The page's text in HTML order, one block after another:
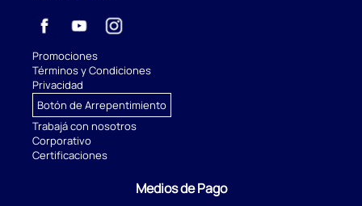
Promociones
Términos y Condiciones
Privacidad
Botón de Arrepentimiento
Trabajá con nosotros
Corporativo
Certificaciones
Medios de Pago